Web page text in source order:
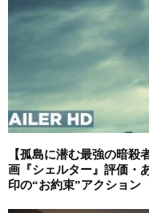
【孤島に潜む最強の暗
画『シェルター』評価・
印の“お約束”アクション